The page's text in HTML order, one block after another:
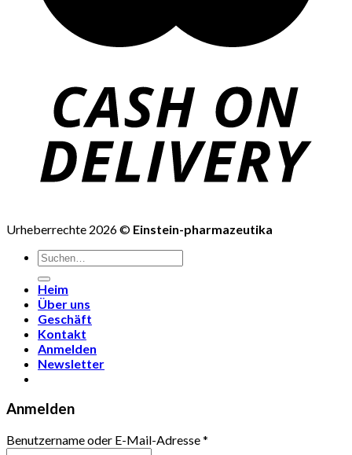
Urheberrechte 2026 © Einstein-pharmazeutika
Suchen
nach:
Heim
Über uns
Geschäft
Kontakt
Anmelden
Newsletter
Anmelden
Benutzername oder E-Mail-Adresse*